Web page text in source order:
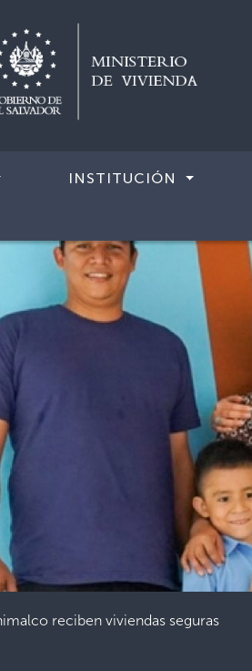
INSTITUCIÓN
reciben viviendas seguras